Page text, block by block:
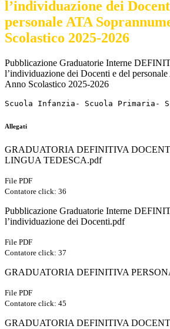
l’individuazione dei
personale ATA
Scolastico 2025-2026
Pubblicazione Graduatorie Interne
l’individuazione dei Docenti e del
Anno Scolastico 2025-2026
Scuola Infanzia- Scuola Primaria-
Allegati
GRADUATORIA DEFINITIVA
LINGUA TEDESCA.pdf
File PDF
Contatore click: 36
Pubblicazione Graduatorie Interne
l’individuazione dei Docenti.pdf
File PDF
Contatore click: 37
GRADUATORIA DEFINITIVA
File PDF
Contatore click: 45
GRADUATORIA DEFINITIVA